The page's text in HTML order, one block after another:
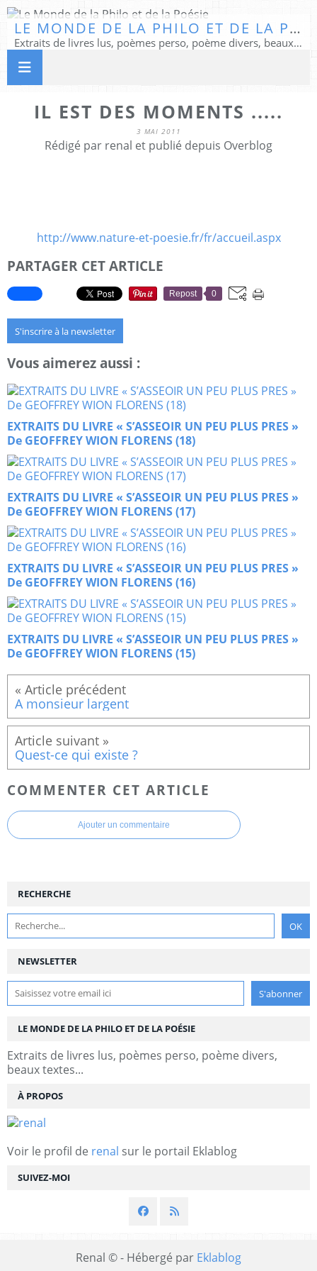
LE MONDE DE LA PHILO ET DE LA POÉSIE
Extraits de livres lus, poèmes perso, poème divers, beaux textes...
IL EST DES MOMENTS .....
3 MAI 2011
Rédigé par renal et publié depuis Overblog
http://www.nature-et-poesie.fr/fr/accueil.aspx
PARTAGER CET ARTICLE
Repost 0
S'inscrire à la newsletter
Vous aimerez aussi :
EXTRAITS DU LIVRE « S’ASSEOIR UN PEU PLUS PRES »
De GEOFFREY WION FLORENS (18)
EXTRAITS DU LIVRE « S’ASSEOIR UN PEU PLUS PRES »
De GEOFFREY WION FLORENS (17)
EXTRAITS DU LIVRE « S’ASSEOIR UN PEU PLUS PRES »
De GEOFFREY WION FLORENS (16)
EXTRAITS DU LIVRE « S’ASSEOIR UN PEU PLUS PRES »
De GEOFFREY WION FLORENS (15)
A monsieur largent
Quest-ce qui existe ?
COMMENTER CET ARTICLE
Ajouter un commentaire
NEWSLETTER
SUIVEZ-MOI
RECHERCHE
LE MONDE DE LA PHILO ET DE LA POÉSIE
Extraits de livres lus, poèmes perso, poème divers,
beaux textes...
À PROPOS
Voir le profil de renal sur le portail Eklablog
Renal © - Hébergé par Eklablog